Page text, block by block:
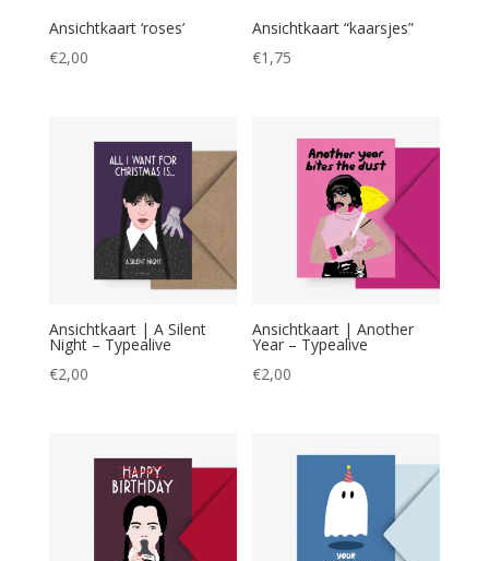
Ansichtkaart ‘roses’
€2,00
Ansichtkaart “kaarsjes”
€1,75
Ansichtkaart | A Silent
Night – Typealive
€2,00
Ansichtkaart | Another
Year – Typealive
€2,00